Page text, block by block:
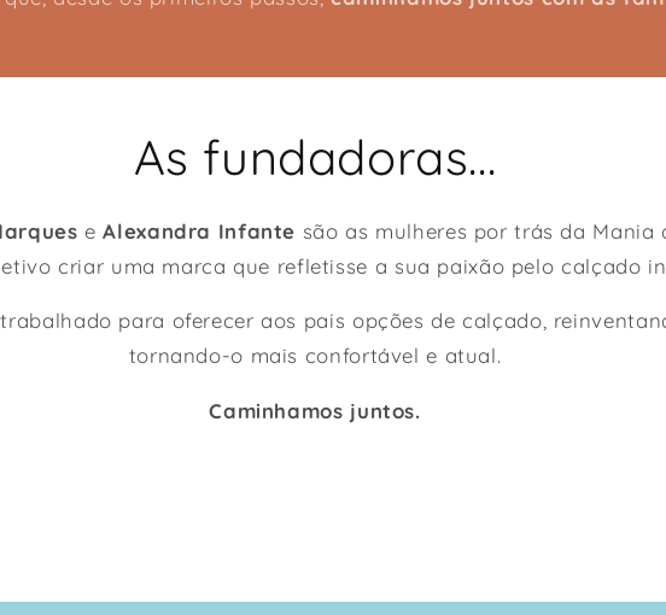
As fundadoras...
eAlexandra Infante são as mulheres por trás da Mania
criar uma marca que refletisse a sua paixão pelo calçado
para oferecer aos pais opções de calçado,
tornando-o mais confortável e atual.
Caminhamos juntos.